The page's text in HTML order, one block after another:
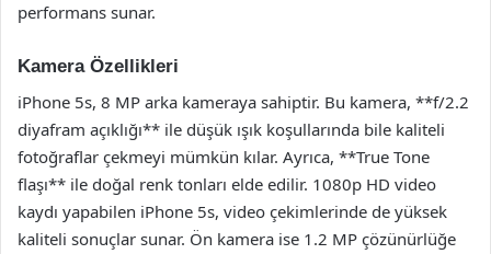
performans sunar.
Kamera Özellikleri
iPhone 5s, 8 MP arka kameraya sahiptir. Bu kamera, **f/2.2
diyafram açıklığı** ile düşük ışık koşullarında bile kaliteli
fotoğraflar çekmeyi mümkün kılar. Ayrıca, **True Tone
flaşı** ile doğal renk tonları elde edilir. 1080p HD video
kaydı yapabilen iPhone 5s, video çekimlerinde de yüksek
kaliteli sonuçlar sunar. Ön kamera ise 1.2 MP çözünürlüğe